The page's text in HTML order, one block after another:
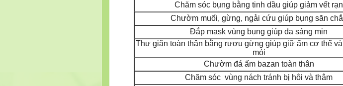
Chăm sóc bụng bằng tinh dầu giúp giảm vết rạn
Chườm muối, gừng, ngải cứu giúp bụng săn
Đắp mask vùng bụng giúp da sáng mịn
Thư giãn toàn thân bằng rượu gừng giúp giữ ấm cơ thể
mỏi
Chườm đá ấm bazan toàn thân
Chăm sóc vùng nách tránh bị hôi và thâm